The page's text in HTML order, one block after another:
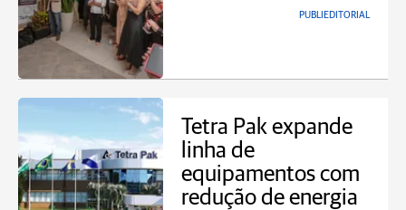
PUBLIEDITORIAL
Tetra Pak expande
linha de
equipamentos com
redução de energia